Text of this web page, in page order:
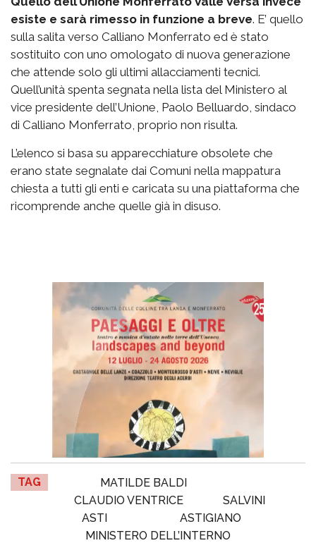
esiste e sarà rimesso in funzione a breve. E’ quello
sulla salita verso Calliano Monferrato ed è stato
sostituito con uno omologato di nuova generazione
che attende solo gli ultimi allacciamenti tecnici.
Quell’unità spenta segnata nella lista del Ministero al
vice presidente dell’Unione, Paolo Belluardo, sindaco
di Calliano Monferrato, proprio non risulta.
L’elenco si basa su apparecchiature obsolete che
erano state segnalate dai Comuni nella mappatura
chiesta a tutti gli enti e caricata su una piattaforma che
ricomprende anche quelle già in disuso.
TAG
MATILDE BALDI
CLAUDIO VENTRICE
SALVINI
ASTI
ASTIGIANO
MINISTERO DELL’INTERNO